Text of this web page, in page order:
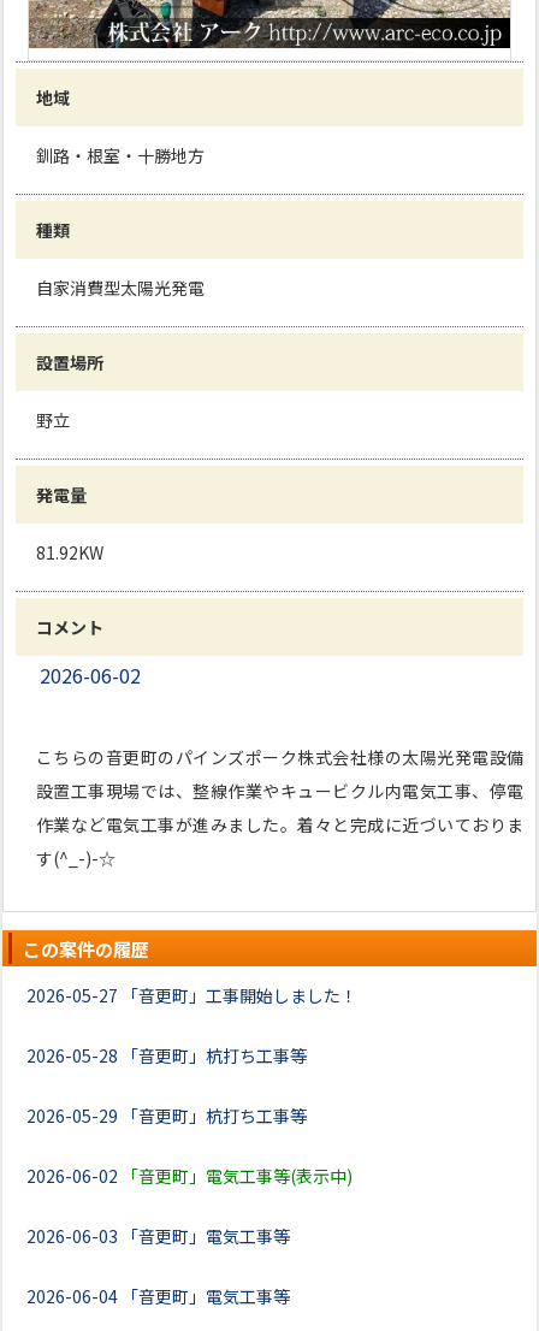
地域
釧路・根室・十勝地方
種類
自家消費型太陽光発電
設置場所
野立
発電量
81.92KW
コメント
2026-06-02
こちらの音更町のパインズポーク株式会社様の太陽光発電設備
設置工事現場では、整線作業やキュービクル内電気工事、停電
作業など電気工事が進みました。着々と完成に近づいておりま
す(^_-)-☆
この案件の履歴
2026-05-27 「音更町」工事開始しました！
2026-05-28 「音更町」杭打ち工事等
2026-05-29 「音更町」杭打ち工事等
2026-06-02 「音更町」電気工事等(表示中)
2026-06-03 「音更町」電気工事等
2026-06-04 「音更町」電気工事等